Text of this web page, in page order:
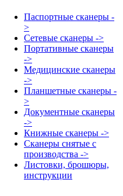
Паспортные сканеры -
>
Сетевые сканеры ->
Портативные сканеры
->
Медицинские сканеры
->
Планшетные сканеры -
>
Документные сканеры
->
Книжные сканеры ->
Сканеры снятые с
производства ->
Листовки, брошюры,
инструкции